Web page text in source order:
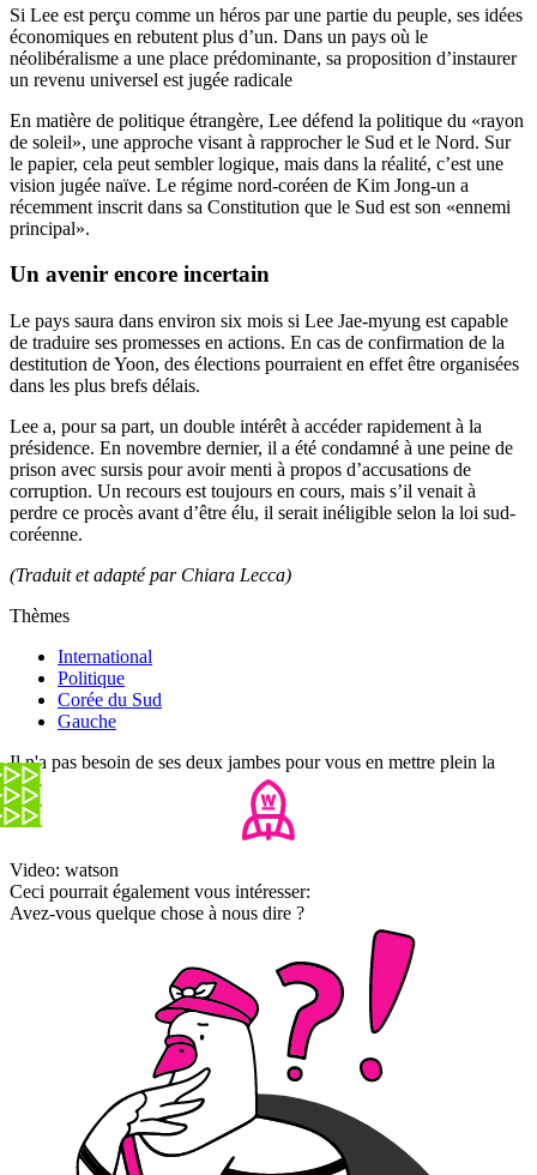
Si Lee est perçu comme un héros par une partie du peuple, ses idées
économiques en rebutent plus d’un. Dans un pays où le
néolibéralisme a une place prédominante, sa proposition d’instaurer
un revenu universel est jugée radicale
En matière de politique étrangère, Lee défend la politique du «rayon
de soleil», une approche visant à rapprocher le Sud et le Nord. Sur
le papier, cela peut sembler logique, mais dans la réalité, c’est une
vision jugée naïve. Le régime nord-coréen de Kim Jong-un a
récemment inscrit dans sa Constitution que le Sud est son «ennemi
principal».
Un avenir encore incertain
Le pays saura dans environ six mois si Lee Jae-myung est capable
de traduire ses promesses en actions. En cas de confirmation de la
destitution de Yoon, des élections pourraient en effet être organisées
dans les plus brefs délais.
Lee a, pour sa part, un double intérêt à accéder rapidement à la
présidence. En novembre dernier, il a été condamné à une peine de
prison avec sursis pour avoir menti à propos d’accusations de
corruption. Un recours est toujours en cours, mais s’il venait à
perdre ce procès avant d’être élu, il serait inéligible selon la loi sud-
coréenne.
(Traduit et adapté par Chiara Lecca)
Thèmes
International
Politique
Corée du Sud
Gauche
Il n'a pas besoin de ses deux jambes pour vous en mettre plein la
vue
Video: watson
Ceci pourrait également vous intéresser:
Avez-vous quelque chose à nous dire ?